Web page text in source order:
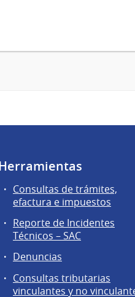
Herramientas
Consultas de trámites,
efactura e impuestos
Reporte de Incidentes
Técnicos – SAC
Denuncias
Consultas tributarias
vinculantes y no